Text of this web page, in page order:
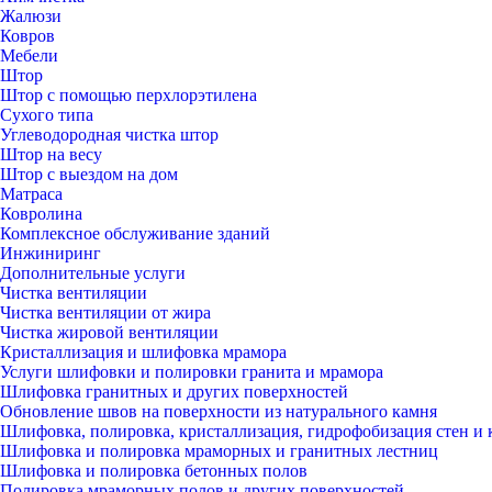
Жалюзи
Ковров
Мебели
Штор
Штор с помощью перхлорэтилена
Сухого типа
Углеводородная чистка штор
Штор на весу
Штор с выездом на дом
Матраса
Ковролина
Комплексное обслуживание зданий
Инжиниринг
Дополнительные услуги
Чистка вентиляции
Чистка вентиляции от жира
Чистка жировой вентиляции
Кристаллизация и шлифовка мрамора
Услуги шлифовки и полировки гранита и мрамора
Шлифовка гранитных и других поверхностей
Обновление швов на поверхности из натурального камня
Шлифовка, полировка, кристаллизация, гидрофобизация стен и
Шлифовка и полировка мраморных и гранитных лестниц
Шлифовка и полировка бетонных полов